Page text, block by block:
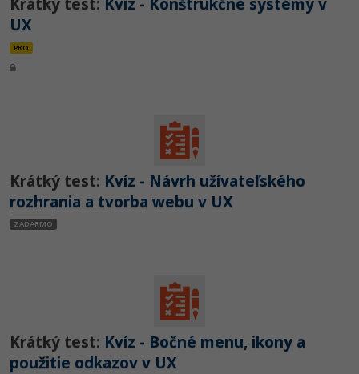
UX
PRO
Krátký test: Kvíz - Návrh užívateľského
rozhrania a tvorba webu v UX
ZADARMO
Krátký test: Kvíz - Bočné menu, ikony a
použitie odkazov v UX